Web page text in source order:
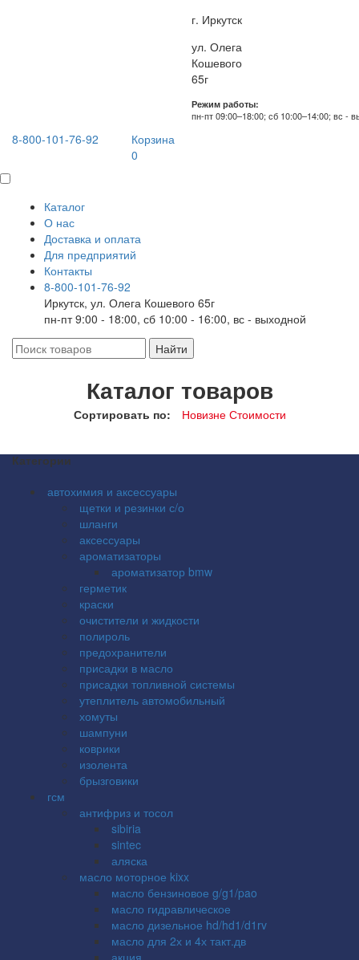
г. Иркутск
ул. Олега
Кошевого
65г
Режим работы:
пн-пт 09:00–18:00; сб 10:00–14:00; вс -
8-800-101-76-92
Корзина
0
Каталог
О нас
Доставка и оплата
Для предприятий
Контакты
8-800-101-76-92
Иркутск, ул. Олега Кошевого 65г
пн-пт 9:00 - 18:00, сб 10:00 - 16:00, вс - выходной
Каталог товаров
Сортировать по: Новизне Стоимости
Категории
автохимия и аксессуары
щетки и резинки с/о
шланги
аксессуары
ароматизаторы
ароматизатор bmw
герметик
краски
очистители и жидкости
полироль
предохранители
присадки в масло
присадки топливной системы
утеплитель автомобильный
хомуты
шампуни
коврики
изолента
брызговики
гсм
антифриз и тосол
sibiria
sintec
аляска
масло моторное kixx
масло бензиновое g/g1/pao
масло гидравлическое
масло дизельное hd/hd1/d1rv
масло для 2х и 4х такт.дв
акция